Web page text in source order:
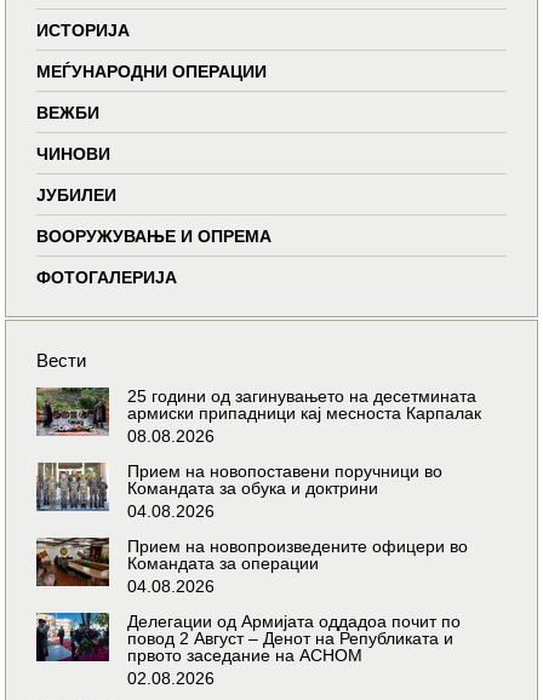
ИСТОРИЈА
МЕЃУНАРОДНИ ОПЕРАЦИИ
ВЕЖБИ
ЧИНОВИ
ЈУБИЛЕИ
ВООРУЖУВАЊЕ И ОПРЕМА
ФОТОГАЛЕРИЈА
Вести
25 години од загинувањето на десетмината
армиски припадници кај месноста Карпалак
08.08.2026
Прием на новопоставени поручници во
Командата за обука и доктрини
04.08.2026
Прием на новопроизведените офицери во
Командата за операции
04.08.2026
Делегации од Армијата оддадоа почит по
повод 2 Август – Денот на Републиката и
првото заседание на АСНОМ
02.08.2026